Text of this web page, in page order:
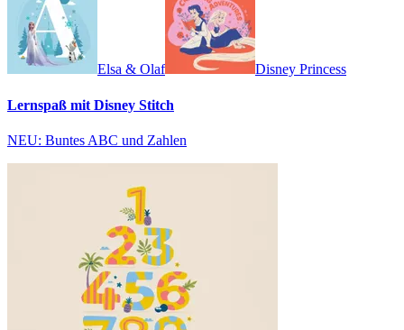
Elsa & Olaf Disney Princess
Lernspaß mit Disney Stitch
NEU: Buntes ABC und Zahlen